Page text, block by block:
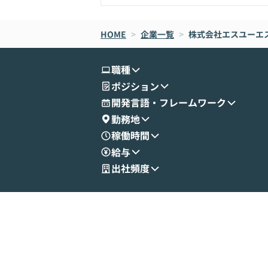
HOME > 企業一覧 > 株式会社エスユーエ
職種
ポジション
開発言語・フレームワーク
勤務地
稼働時間
給与
出社頻度